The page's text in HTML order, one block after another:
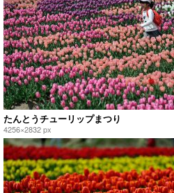
たんとうチューリップまつり
4256×2832 px